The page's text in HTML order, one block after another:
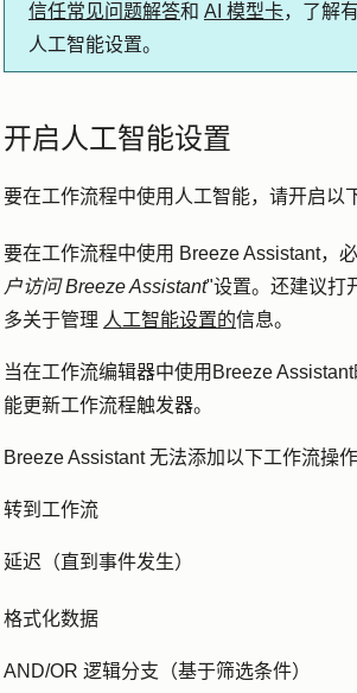
信任常见问题解答和 AI 模型卡，了解
人工智能设置。
开启人工智能设置
要在工作流程中使用人工智能，请开启以
要在工作流程中使用 Breeze Assistant，
户访问 Breeze Assistant"设置。还建议打
多关于管理 人工智能设置的信息。
当在工作流编辑器中使用Breeze
能更新工作流程触发器。
Breeze Assistant 无法添加以下工作流操作
转到工作流
延迟（直到事件发生）
格式化数据
AND/OR 逻辑分支（基于筛选条件）